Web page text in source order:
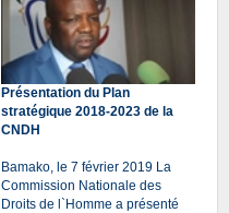
Présentation du Plan
stratégique 2018-2023 de la
CNDH
Bamako, le 7 février 2019 La
Commission Nationale des
Droits de l`Homme a présenté